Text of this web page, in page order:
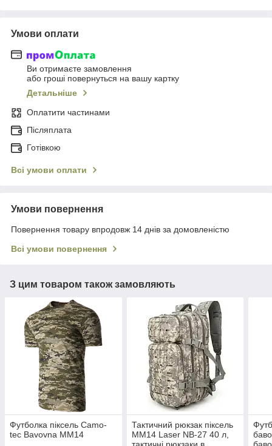
Умови оплати
Ви отримаєте замовлення
або гроші повернуться на вашу картку
Детальніше
Оплатити частинами
Післяплата
Готівкою
Всі умови оплати
Умови повернення
Повернення товару впродовж 14 днів за домовленістю
Всі умови повернення
З цим товаром також замовляють
Футболка піксель Camo-
tec Bavovna ММ14
Тактичний рюкзак піксель
ММ14 Laser NB-27 40 л,